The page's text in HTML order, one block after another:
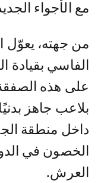
مع الأجواء
من جهته، يعوّل
الفاسي بقيادة
على هذه
بلاعب جاهز
داخل منطقة
الخصون في
العرش.